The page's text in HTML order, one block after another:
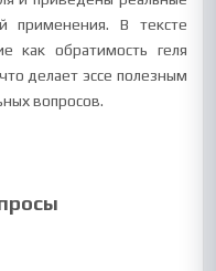
применения. В тексте
как обратимость геля
делает эссе полезным
вопросов.